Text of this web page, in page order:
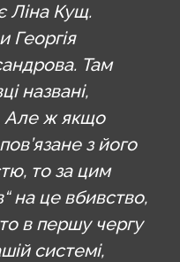
Ліна Кущ.
Георгія
Там
названі,
Але ж якщо
з його
то за цим
на це вбивство,
в першу чергу
системі,